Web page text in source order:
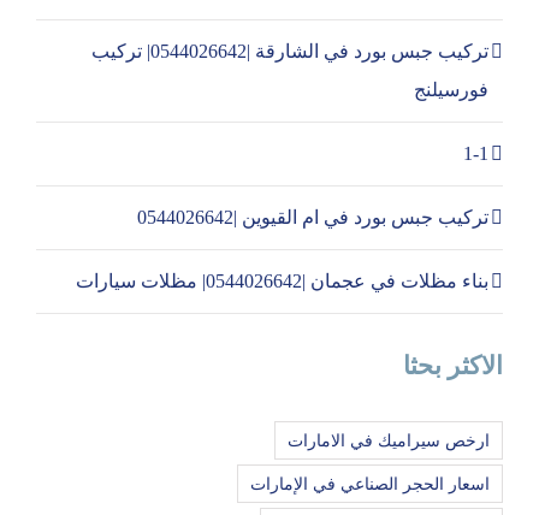
تركيب جبس بورد في الشارقة |0544026642| تركيب
فورسيلنج
1-1
تركيب جبس بورد في ام القيوين |0544026642
بناء مظلات في عجمان |0544026642| مظلات سيارات
الاكثر بحثا
ارخص سيراميك في الامارات
اسعار الحجر الصناعي في الإمارات